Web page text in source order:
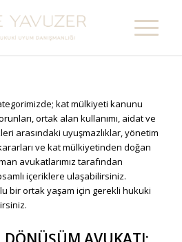
kat mülkiyeti kanunu
ortak alan kullanımı, aidat ve
arasındaki uyuşmazlıklar, yönetim
ve kat mülkiyetinden doğan
avukatlarımız tarafından
içeriklere ulaşabilirsiniz.
bir ortak yaşam için gerekli hukuki